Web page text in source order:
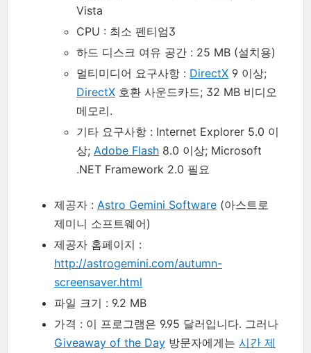
Vista
CPU : 최소 펜티엄3
하드 디스크 여유 공간 : 25 MB (설치용)
멀티미디어 요구사항 : DirectX 9 이상;
DirectX 호환 사운드카드; 32 MB 비디오
메모리.
기타 요구사항 : Internet Explorer 5.0 이
상; Adobe Flash 8.0 이상; Microsoft
.NET Framework 2.0 필요
제공자 : Astro Gemini Software (아스트로
제미니 소프트웨어)
제공자 홈페이지 :
http://astrogemini.com/autumn-
screensaver.html
파일 크기 : 9.2 MB
가격 : 이 프로그램은 9.95 달러입니다. 그러나
Giveaway of the Day 방문자에게는 시간 제